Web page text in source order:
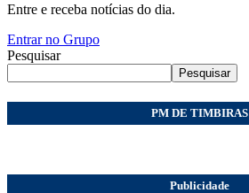
Entre e receba notícias do dia.
Entrar no Grupo
Pesquisar
Pesquisar
PM DE TIMBIRAS
Publicidade